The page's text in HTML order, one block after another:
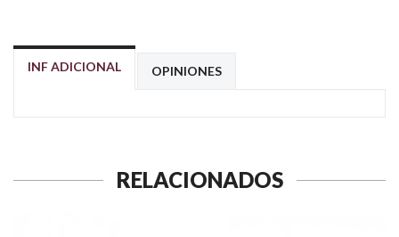
INF ADICIONAL OPINIONES
RELACIONADOS